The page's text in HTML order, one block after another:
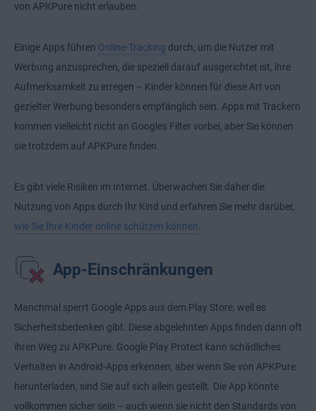
von APKPure nicht erlauben.
Einige Apps führen Online-Tracking durch, um die Nutzer mit
Werbung anzusprechen, die speziell darauf ausgerichtet ist, ihre
Aufmerksamkeit zu erregen – Kinder können für diese Art von
gezielter Werbung besonders empfänglich sein. Apps mit Trackern
kommen vielleicht nicht an Googles Filter vorbei, aber Sie können
sie trotzdem auf APKPure finden.
Es gibt viele Risiken im Internet. Überwachen Sie daher die
Nutzung von Apps durch Ihr Kind und erfahren Sie mehr darüber,
wie Sie Ihre Kinder online schützen können.
App-Einschränkungen
Manchmal sperrt Google Apps aus dem Play Store, weil es
Sicherheitsbedenken gibt. Diese abgelehnten Apps finden dann oft
ihren Weg zu APKPure. Google Play Protect kann schädliches
Verhalten in Android-Apps erkennen, aber wenn Sie von APKPure
herunterladen, sind Sie auf sich allein gestellt. Die App könnte
vollkommen sicher sein – auch wenn sie nicht den Standards von